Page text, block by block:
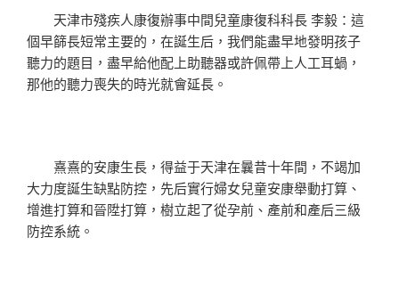
天津市殘疾人康復辦事中間兒童康復科科長 李毅：這
個早篩長短常主要的，在誕生后，我們能盡早地發明孩子
聽力的題目，盡早給他配上助聽器或許佩帶上人工耳蝸，
那他的聽力喪失的時光就會延長。
熹熹的安康生長，得益于天津在曩昔十年間，不竭加
大力度誕生缺點防控，先后實行婦女兒童安康舉動打算、
增進打算和晉陞打算，樹立起了從孕前、產前和產后三級
防控系統。